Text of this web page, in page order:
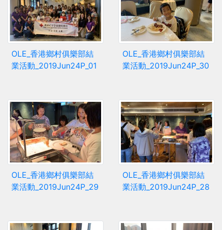
OLE_香港鄉村俱樂部結
業活動_2019Jun24P_01
OLE_香港鄉村俱樂部結
業活動_2019Jun24P_30
OLE_香港鄉村俱樂部結
業活動_2019Jun24P_29
OLE_香港鄉村俱樂部結
業活動_2019Jun24P_28